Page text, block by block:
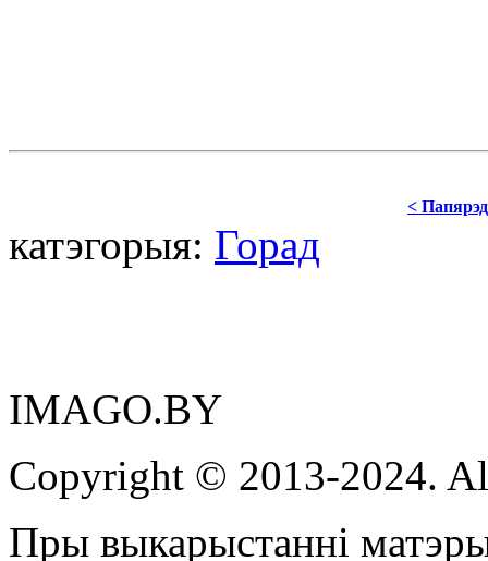
<
катэгорыя: Горад
IMAGO.BY
Copyright © 2013-2024.
Пры выкарыстанні